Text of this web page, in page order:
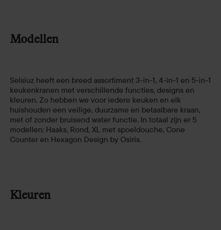
Modellen
Selsiuz heeft een breed assortiment 3-in-1, 4-in-1 en 5-in-1
keukenkranen met verschillende functies, designs en
kleuren. Zo hebben we voor iedere keuken en elk
huishouden een veilige, duurzame en betaalbare kraan,
met of zonder bruisend water functie. In totaal zijn er 5
modellen: Haaks, Rond, XL met spoeldouche, Cone
Counter en Hexagon Design by Osiris.
Kleuren